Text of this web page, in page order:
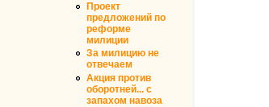
Проект
предложений по
реформе
милиции
За милицию не
отвечаем
Акция против
оборотней... с
запахом навоза